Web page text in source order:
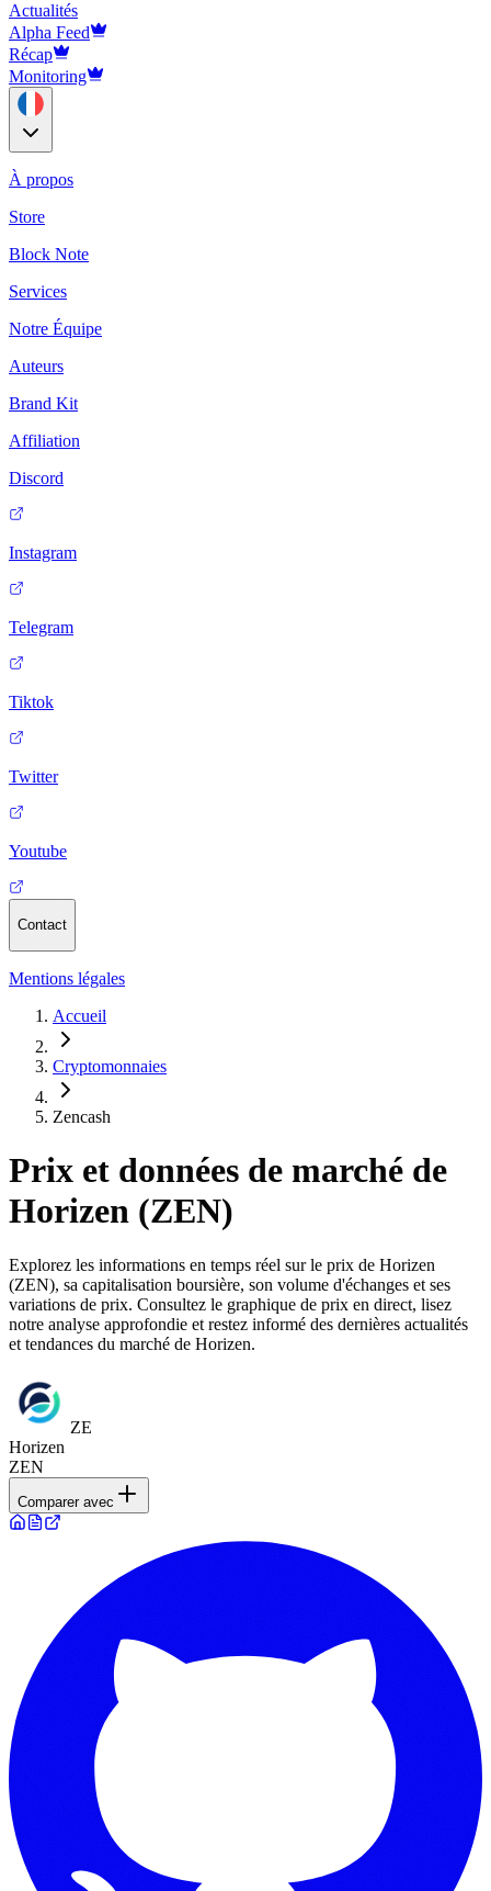
Actualités
Alpha Feed
Récap
Monitoring
À propos
Store
Block Note
Services
Notre Équipe
Auteurs
Brand Kit
Affiliation
Discord
Instagram
Telegram
Tiktok
Twitter
Youtube
Contact
Mentions légales
Accueil
Cryptomonnaies
Zencash
Prix et données de marché de
Horizen (ZEN)
Explorez les informations en temps réel sur le prix de Horizen
(ZEN), sa capitalisation boursière, son volume d'échanges et ses
variations de prix. Consultez le graphique de prix en direct, lisez
notre analyse approfondie et restez informé des dernières actualités
et tendances du marché de Horizen.
ZE
Horizen
ZEN
Comparer avec